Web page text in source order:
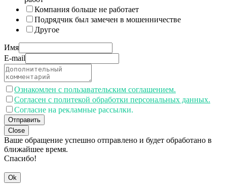
Компания больше не работает
Подрядчик был замечен в мошенничестве
Другое
Имя
E-mail
Ознакомлен с пользавательским соглашением.
Согласен с политекой обработки персональных данных.
Согласие на рекламные рассылки.
Отправить
Close
Ваше обращение успешно отправлено и будет обработано в
ближайшее время.
Спасибо!
Ok